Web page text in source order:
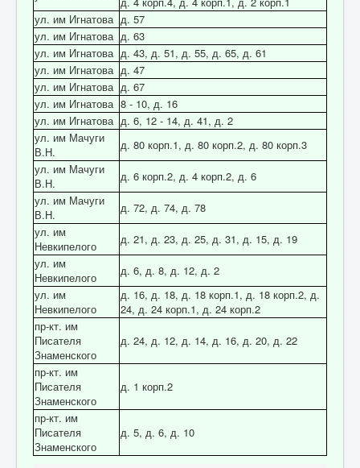
ул. им Игнатова д. 57
ул. им Игнатова д. 63
ул. им Игнатова д. 43, д. 51, д. 55, д. 65, д. 61
ул. им Игнатова д. 47
ул. им Игнатова д. 67
ул. им Игнатова 8 - 10, д. 16
ул. им Игнатова д. 6, 12 - 14, д. 41, д. 2
ул. им Мачуги
В.Н.
д. 80 корп.1, д. 80 корп.2, д. 80 корп.3
ул. им Мачуги
В.Н.
д. 6 корп.2, д. 4 корп.2, д. 6
ул. им Мачуги
В.Н.
д. 72, д. 74, д. 78
ул. им
Невкипелого
д. 21, д. 23, д. 25, д. 31, д. 15, д. 19
ул. им
Невкипелого
д. 6, д. 8, д. 12, д. 2
ул. им
Невкипелого
д. 16, д. 18, д. 18 корп.1, д. 18 корп.2, д.
24, д. 24 корп.1, д. 24 корп.2
пр-кт. им
Писателя
Знаменского
д. 24, д. 12, д. 14, д. 16, д. 20, д. 22
пр-кт. им
Писателя
Знаменского
д. 1 корп.2
пр-кт. им
Писателя
Знаменского
д. 5, д. 6, д. 10